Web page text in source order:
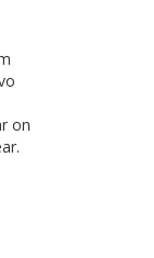
on